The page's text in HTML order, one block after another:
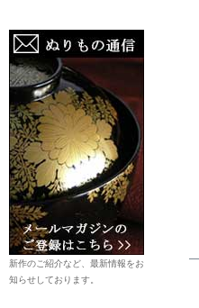
新作のご紹介など、最新情報をお
知らせしております。